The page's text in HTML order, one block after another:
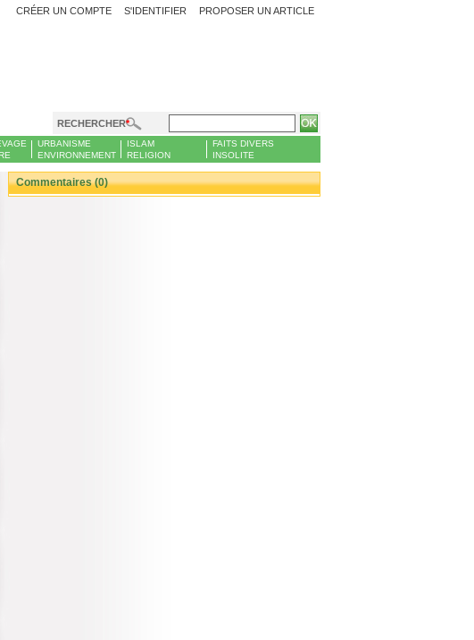
PROPOSER UN ARTICLE
CRÉER UN COMPTE S'IDENTIFIER
RECHERCHER
URBANISME
ENVIRONNEMENT
ISLAM
RELIGION
FAITS DIVERS
INSOLITE
Commentaires (0)